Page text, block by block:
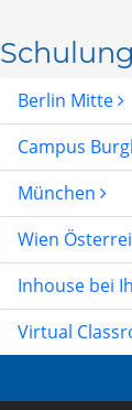
Berlin Mitte
Campus
München
Wien
Inhouse bei
Virtual